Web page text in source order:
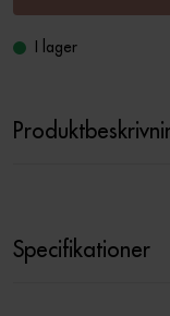
I lager
Specifikationer